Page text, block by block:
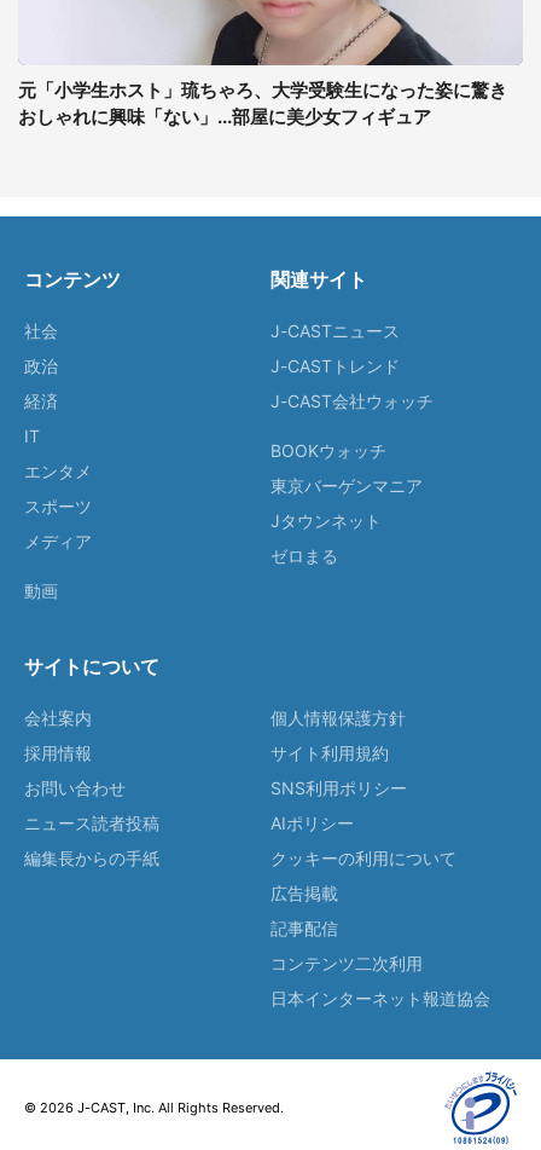
元「小学生ホスト」琉ちゃろ、大学受験生になった姿に驚き
おしゃれに興味「ない」...部屋に美少女フィギュア
コンテンツ
社会
政治
経済
IT
エンタメ
スポーツ
メディア
動画
関連サイト
J-CASTニュース
J-CASTトレンド
J-CAST会社ウォッチ
BOOKウォッチ
東京バーゲンマニア
Jタウンネット
ゼロまる
サイトについて
会社案内
採用情報
お問い合わせ
ニュース読者投稿
編集長からの手紙
個人情報保護方針
サイト利用規約
SNS利用ポリシー
AIポリシー
クッキーの利用について
広告掲載
記事配信
コンテンツ二次利用
日本インターネット報道協会
© 2026 J-CAST, Inc. All Rights Reserved.